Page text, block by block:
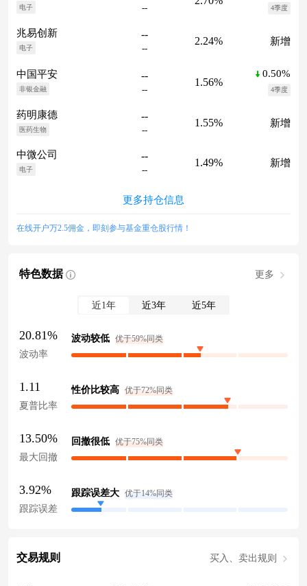
电子 -- 4季度
兆易创新
电子
--
--
2.24% 新增
中国平安
非银金融
--
--
1.56%
0.50%
4季度
药明康德
医药生物
--
--
1.55% 新增
中微公司
电子
--
--
1.49% 新增
更多持仓信息
在线开户万2.5佣金，即刻参与基金重仓股行情！
特色数据 更多
近1年 近3年 近5年
20.81%
波动率
波动较低 优于59%同类
1.11
夏普比率
性价比较高 优于72%同类
13.50%
最大回撤
回撤很低 优于75%同类
3.92%
跟踪误差
跟踪误差大 优于14%同类
交易规则 买入、卖出规则